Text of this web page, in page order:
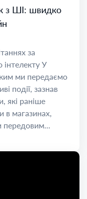
з ШІ: швидко
за
У
ми передаємо
події, зазнав
які раніше
в магазинах,
передовим...